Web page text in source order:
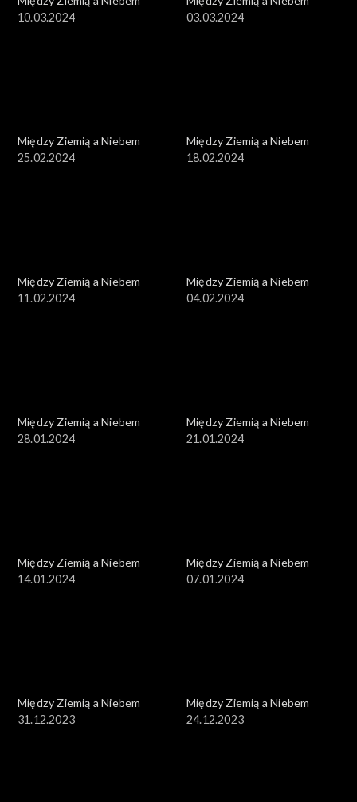
10.03.2024
03.03.2024
Między Ziemią a Niebem
25.02.2024
Między Ziemią a Niebem
18.02.2024
Między Ziemią a Niebem
11.02.2024
Między Ziemią a Niebem
04.02.2024
Między Ziemią a Niebem
28.01.2024
Między Ziemią a Niebem
21.01.2024
Między Ziemią a Niebem
14.01.2024
Między Ziemią a Niebem
07.01.2024
Między Ziemią a Niebem
31.12.2023
Między Ziemią a Niebem
24.12.2023